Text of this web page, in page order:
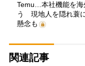
Temu…本社機能を海
う 現地人を隠れ蓑
懸念も
関連記事